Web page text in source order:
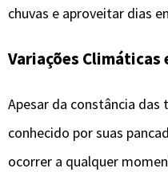
chuvas e aproveitar dias
Variações Climáticas
Apesar da constância das
conhecido por suas
ocorrer a qualquer